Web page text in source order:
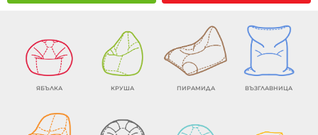
ЯБЪЛКА КРУША ПИРАМИДА ВЪЗГЛАВНИЦА